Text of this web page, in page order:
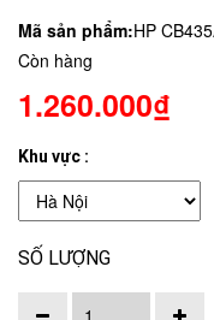
Mã sản phẩm:HP
Còn hàng
1.260.000₫
Khu vực :
SỐ LƯỢNG